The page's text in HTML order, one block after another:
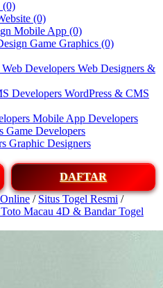
(0)
(0)
Mobile App (0)
Game Graphics (0)
Web Designers &
WordPress & CMS
Mobile App Developers
Game Developers
Graphic Designers
DAFTAR
/Situs Togel Resmi/
Macau 4D & Bandar Togel